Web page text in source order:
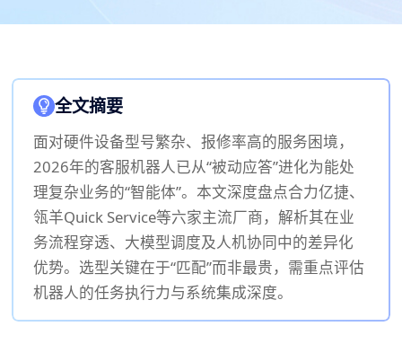
全文摘要
面对硬件设备型号繁杂、报修率高的服务困境，
2026年的客服机器人已从“被动应答”进化为能处
理复杂业务的“智能体”。本文深度盘点合力亿捷、
瓴羊Quick Service等六家主流厂商，解析其在业
务流程穿透、大模型调度及人机协同中的差异化
优势。选型关键在于“匹配”而非最贵，需重点评估
机器人的任务执行力与系统集成深度。